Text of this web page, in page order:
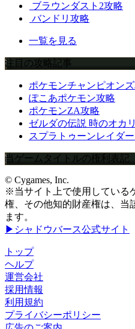
ブラウンダスト2攻略
バンドリ攻略
一覧を見る
注目の攻略記事
ポケモンチャンピオン
ぽこあポケモン攻略
ポケモンZA攻略
ゼルダの伝説 時のオカ
スプラトゥーンレイダ
当ゲームタイトルの権利表記
© Cygames, Inc.
※当サイト上で使用している
権、その他知的財産権は、当
ます。
▶シャドウバース公式サイト
トップ
ヘルプ
運営会社
採用情報
利用規約
プライバシーポリシー